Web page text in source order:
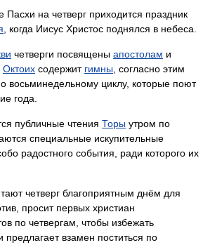
Пасхи на четверг приходится праздник
, когда Иисус Христос поднялся в небеса.
четверги посвящены апостолам и
Октоих содержит гимны, согласно этим
восьминедельному циклу, которые поют
года.
публичные чтения Торы утром по
специальные искупительные
радостного события, ради которого их
четверг благоприятным днём для
просит первых христиан
по четвергам, чтобы избежать
предлагает взамен поститься по